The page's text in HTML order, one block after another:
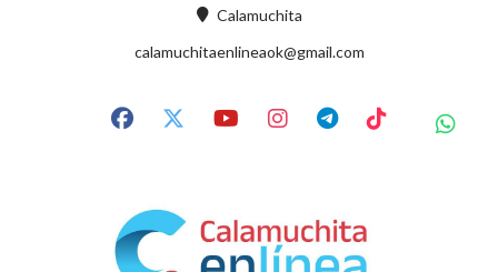
Calamuchita
calamuchitaenlineaok@gmail.com